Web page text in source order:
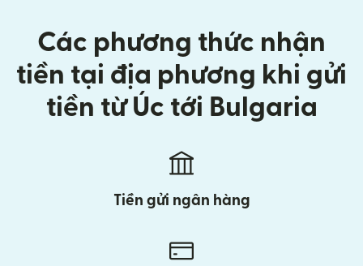
Các phương thức nhận
tiền tại địa phương khi gửi
tiền từ Úc tới Bulgaria
Tiền gửi ngân hàng